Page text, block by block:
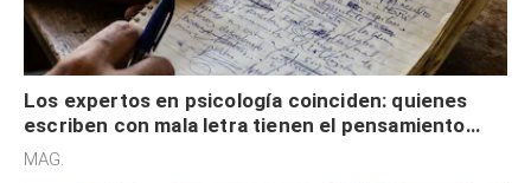
Los expertos en psicología coinciden: quienes
escriben con mala letra tienen el pensamiento
acelerado y no lo hacen por desinterés
MAG.